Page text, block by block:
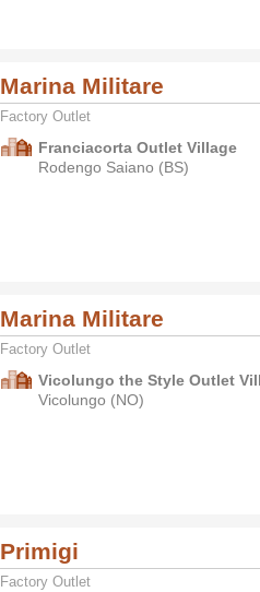
Marina Militare
Factory Outlet
Franciacorta Outlet Village
Rodengo Saiano (BS)
Marina Militare
Factory Outlet
Vicolungo the Style Outlet
Vicolungo (NO)
Primigi
Factory Outlet